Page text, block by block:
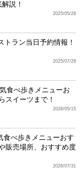
説！
2025/05/28
トラン当日予約情報！
2025/07/29
食べ歩きメニューお
スイーツまで！
2026/05/15
食べ歩きメニューおす
販売場所、おすすめ度
2026/07/31